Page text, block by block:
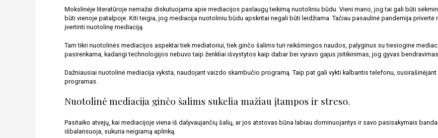
Mokslinėje literatūroje nemažai diskutuojama apie mediacijos paslaugų teikimą nuotoliniu būdu. Vieni mano, jog tai gali būti
būti vienoje patalpoje. Kiti teigia, jog mediacija nuotoliniu būdu apskritai negali būti leidžiama. Tačiau pasaulinė pandemija
įvertinti nuotolinę mediaciją.
Tam tikri nuotolinės mediacijos aspektai tiek mediatoriui, tiek ginčo šalims turi reikšmingos naudos, palyginus su tiesiogine
pasirenkama, kadangi technologijos nebuvo taip ženkliai išvystytos kaip dabar bei vyravo gajus įsitikinimas, jog gyvas
Dažniausiai nuotolinė mediacija vyksta, naudojant vaizdo skambučio programą. Taip pat gali vykti kalbantis telefonu,
programas.
Nuotolinė mediacija ginčo šalims sukelia mažiau įtampos ir streso.
Pasitaiko atvejų, kai mediacijoje viena iš dalyvaujančių šalių, ar jos atstovas būna labiau dominuojantys ir savo pasisakymais
išbalansuoja, sukuria neigiamą aplinką.